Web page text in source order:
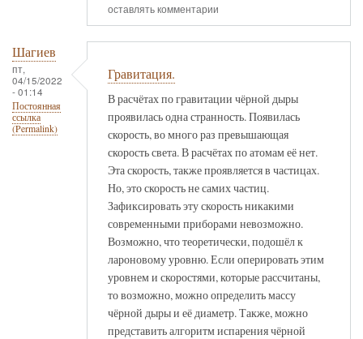
оставлять комментарии
Шагиев
пт,
04/15/2022
- 01:14
Постоянная
ссылка
(Permalink)
Гравитация.
В расчётах по гравитации чёрной дыры
проявилась одна странность. Появилась
скорость, во много раз превышающая
скорость света. В расчётах по атомам её нет.
Эта скорость, также проявляется в частицах.
Но, это скорость не самих частиц.
Зафиксировать эту скорость никакими
современными приборами невозможно.
Возможно, что теоретически, подошёл к
лароновому уровню. Если оперировать этим
уровнем и скоростями, которые рассчитаны,
то возможно, можно определить массу
чёрной дыры и её диаметр. Также, можно
представить алгоритм испарения чёрной